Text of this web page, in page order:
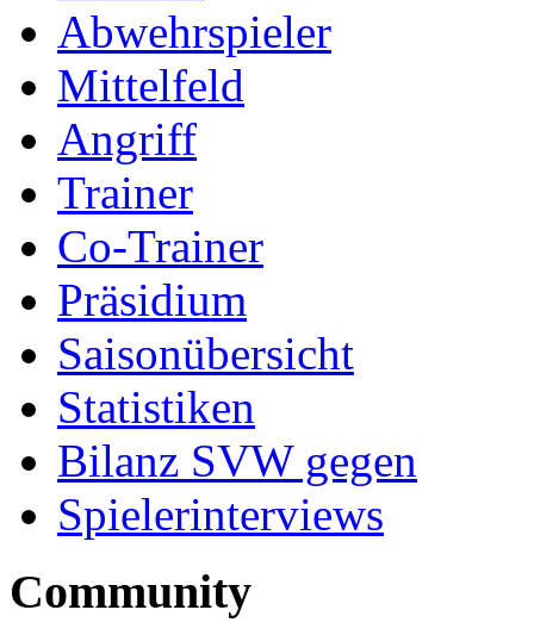
Abwehrspieler
Mittelfeld
Angriff
Trainer
Co-Trainer
Präsidium
Saisonübersicht
Statistiken
Bilanz SVW gegen
Spielerinterviews
Community